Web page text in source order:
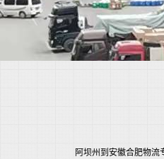
阿坝州到安徽合肥物